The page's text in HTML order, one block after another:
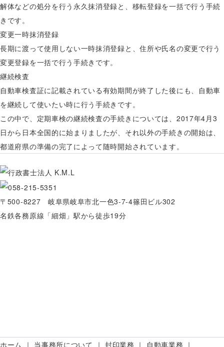
解体などの処分を行う永久抹消登録と、移転登録を一括で行う手続
きです。
変更一時抹消登録
長期に渡って使用しない一時抹消登録と、住所や氏名の変更で行う
変更登録を一括で行う手続きです。
継続検査
自動車検査証に記載されている有効期間が終了した後にも、自動車
を継続して使いたい時に行う手続きです。
この中で、定期車検の継続検査の手続きについては、2017年4月3
日から日本全国的に始まりましたが、それ以外の手続きの開始は、
都道府県の準備の完了によって随時開始されています。
〒500-8227 岐阜県岐阜市北一色3-7-4篠田ビル302
名鉄各務原線「細畑」駅から徒歩19分
ホーム 当事務所について 封印業務 自動車業務